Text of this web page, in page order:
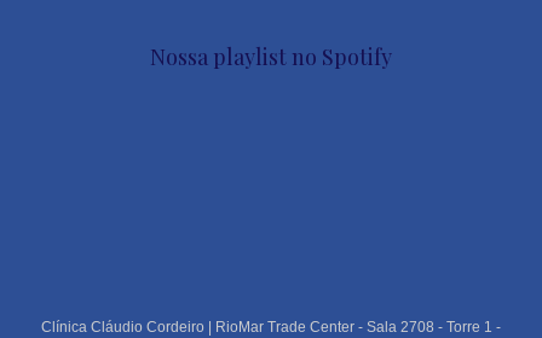
Nossa playlist no Spotify
Clínica Cláudio Cordeiro | RioMar Trade Center - Sala 2708 - Torre 1 -